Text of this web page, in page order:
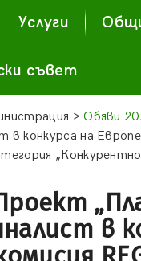
Услуги
съвет
>Обяви
в конкурса на
в